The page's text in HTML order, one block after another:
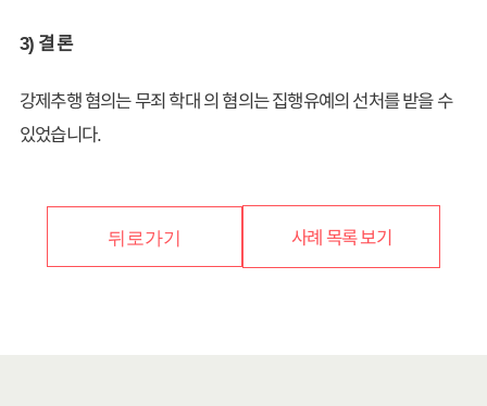
3) 결 론
강제추행 혐의는 무죄 학대 의 혐의는 집행유예의 선처를 받을 수
있었습니다.
뒤로가기 사례 목록 보기